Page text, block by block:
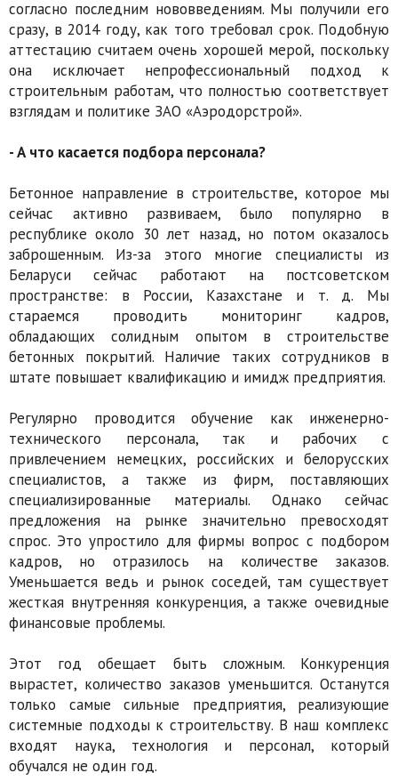
согласно последним нововведениям. Мы получили его
сразу, в 2014 году, как того требовал срок. Подобную
аттестацию считаем очень хорошей мерой, поскольку
она исключает непрофесси­ональный подход к
строительным работам, что полностью соответствует
взглядам и политике ЗАО «Аэродорстрой».
- А что касается подбора персонала?
Бетонное направление в строительстве, которое мы
сейчас активно развиваем, было популярно в
республике около 30 лет назад, но потом оказалось
заброшенным. Из-за этого многие специалисты из
Беларуси сейчас работают на постсоветском
пространстве: в России, Казахстане и т. д. Мы
стараемся проводить мониторинг кадров,
обладающих солидным опытом в строительстве
бетонных покрытий. Наличие таких сотрудников в
штате повышает квалификацию и имидж предприятия.
Регулярно проводится обучение как инженерно-
технического персонала, так и рабочих с
привлечением немецких, российских и белорусских
специалистов, а также из фирм, поставляющих
специализированные материалы. Однако сейчас
предложения на рынке значительно превосходят
спрос. Это упростило для фирмы вопрос с подбором
кадров, но отразилось на количестве заказов.
Уменьшается ведь и рынок соседей, там существует
жесткая внутренняя конкуренция, а также очевидные
фи­нансовые проблемы.
Этот год обещает быть сложным. Конкурен­ция
вырастет, количество заказов уменьшится. Останутся
только самые сильные предприятия, реализующие
системные подходы к строитель­ству. В наш комплекс
входят наука, технология и персонал, который
обучался не один год.